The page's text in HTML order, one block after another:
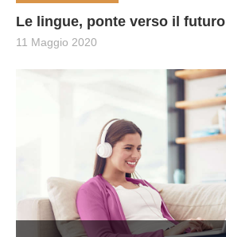
Le lingue, ponte verso il futuro
11 Maggio 2020